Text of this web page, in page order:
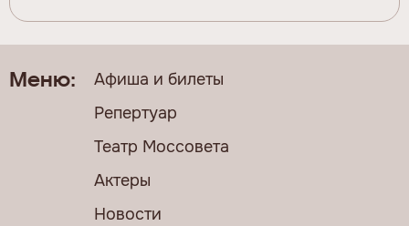
Меню:
Афиша и билеты
Репертуар
Театр Моссовета
Актеры
Новости